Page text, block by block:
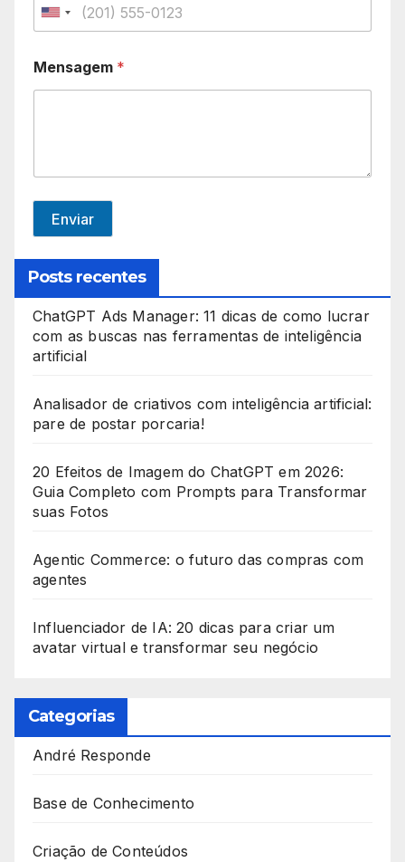
U
i
a
s
+
Mensagem *
Enviar
Posts recentes
ChatGPT Ads Manager: 11 dicas de como lucrar
com as buscas nas ferramentas de inteligência
artificial
Analisador de criativos com inteligência artificial:
pare de postar porcaria!
20 Efeitos de Imagem do ChatGPT em 2026:
Guia Completo com Prompts para Transformar
suas Fotos
Agentic Commerce: o futuro das compras com
agentes
Influenciador de IA: 20 dicas para criar um
avatar virtual e transformar seu negócio
Categorias
André Responde
Base de Conhecimento
Criação de Conteúdos